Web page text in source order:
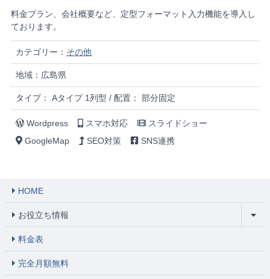
料金プラン、会社概要など、定型フォーマット入力機能を導入し
ております。
カテゴリー： その他
地域：広島県
タイプ： Aタイプ 1列型 / 配置： 部分固定
Wordpress スマホ対応
スライドショー
GoogleMap
SEO対策 SNS連携
HOME
お役立ち情報
料金表
完全月額無料